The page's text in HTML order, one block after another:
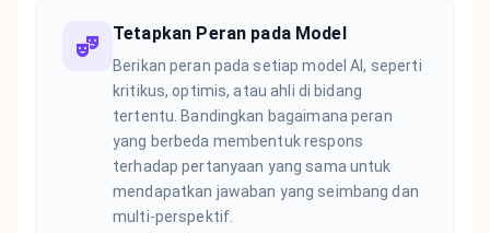
Tetapkan Peran pada Model
Berikan peran pada setiap model AI, seperti
kritikus, optimis, atau ahli di bidang
tertentu. Bandingkan bagaimana peran
yang berbeda membentuk respons
terhadap pertanyaan yang sama untuk
mendapatkan jawaban yang seimbang dan
multi-perspektif.